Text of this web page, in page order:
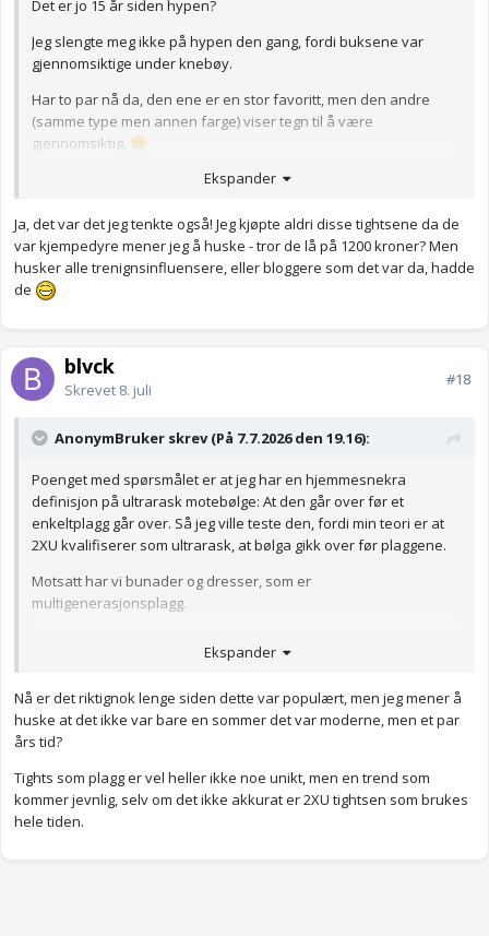
Det er jo 15 år siden hypen?
Jeg slengte meg ikke på hypen den gang, fordi buksene var
gjennomsiktige under knebøy.
Har to par nå da, den ene er en stor favoritt, men den andre
(samme type men annen farge) viser tegn til å være
gjennomsiktig. 😑
Ekspander
Ja, det var det jeg tenkte også! Jeg kjøpte aldri disse tightsene da de
var kjempedyre mener jeg å huske - tror de lå på 1200 kroner? Men
husker alle trenignsinfluensere, eller bloggere som det var da, hadde
de
blvck
Skrevet 8. juli
#18
AnonymBruker skrev (På 7.7.2026 den 19.16):
Poenget med spørsmålet er at jeg har en hjemmesnekra
definisjon på ultrarask motebølge: At den går over før et
enkeltplagg går over. Så jeg ville teste den, fordi min teori er at
2XU kvalifiserer som ultrarask, at bølga gikk over før plaggene.
Motsatt har vi bunader og dresser, som er
multigenerasjonsplagg.
Ekspander
Nå er det riktignok lenge siden dette var populært, men jeg mener å
huske at det ikke var bare en sommer det var moderne, men et par
års tid?
Tights som plagg er vel heller ikke noe unikt, men en trend som
kommer jevnlig, selv om det ikke akkurat er 2XU tightsen som brukes
hele tiden.